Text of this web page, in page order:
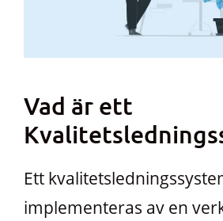
Vad är ett
Ett
implementeras av en